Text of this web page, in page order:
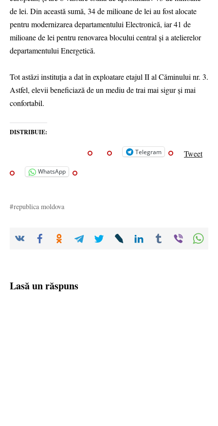
de lei. Din această sumă, 34 de milioane de lei au fost alocate
pentru modernizarea departamentului Electronică, iar 41 de
milioane de lei pentru renovarea blocului central și a atelierelor
departamentului Energetică.
Tot astăzi instituția a dat în exploatare etajul II al Căminului nr. 3.
Astfel, elevii beneficiază de un mediu de trai mai sigur și mai
confortabil.
DISTRIBUIE:
Telegram Tweet
WhatsApp
republica moldova
Lasă un răspuns